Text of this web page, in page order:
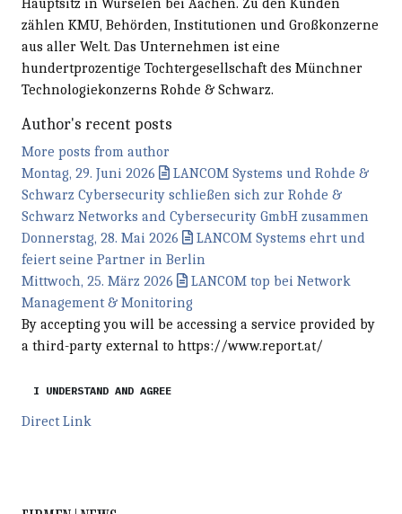
Hauptsitz in Würselen bei Aachen. Zu den Kunden
zählen KMU, Behörden, Institutionen und Großkonzerne
aus aller Welt. Das Unternehmen ist eine
hundertprozentige Tochtergesellschaft des Münchner
Technologiekonzerns Rohde & Schwarz.
Author's recent posts
More posts from author
Montag, 29. Juni 2026
LANCOM Systems und Rohde &
Schwarz Cybersecurity schließen sich zur Rohde &
Schwarz Networks and Cybersecurity GmbH zusammen
Donnerstag, 28. Mai 2026
LANCOM Systems ehrt und
feiert seine Partner in Berlin
Mittwoch, 25. März 2026
LANCOM top bei Network
Management & Monitoring
By accepting you will be accessing a service provided by
a third-party external to https://www.report.at/
I UNDERSTAND AND AGREE
Direct Link